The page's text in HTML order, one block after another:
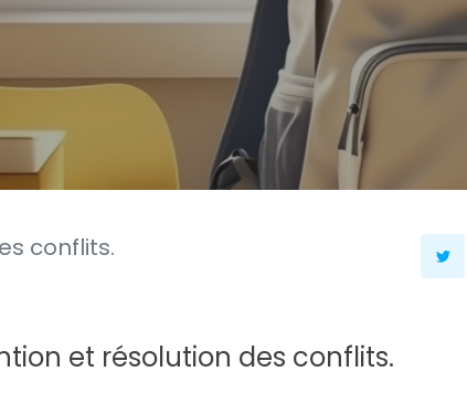
conflits.
et résolution des conflits.